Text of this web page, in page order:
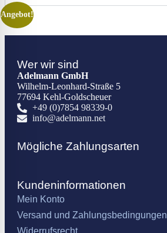
Angebot!
Wer wir sind
Adelmann GmbH
Wilhelm-Leonhard-Straße 5
77694 Kehl-Goldscheuer
+49 (0)7854 98339-0
info@adelmann.net
Mögliche Zahlungsarten
Kundeninformationen
Mein Konto
Versand und Zahlungsbedingungen